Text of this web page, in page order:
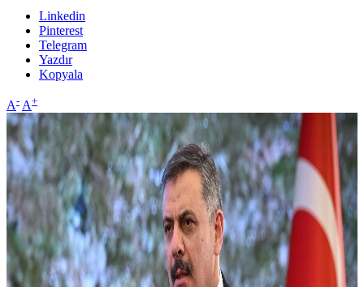
Linkedin
Pinterest
Telegram
Yazdır
Kopyala
A- A+